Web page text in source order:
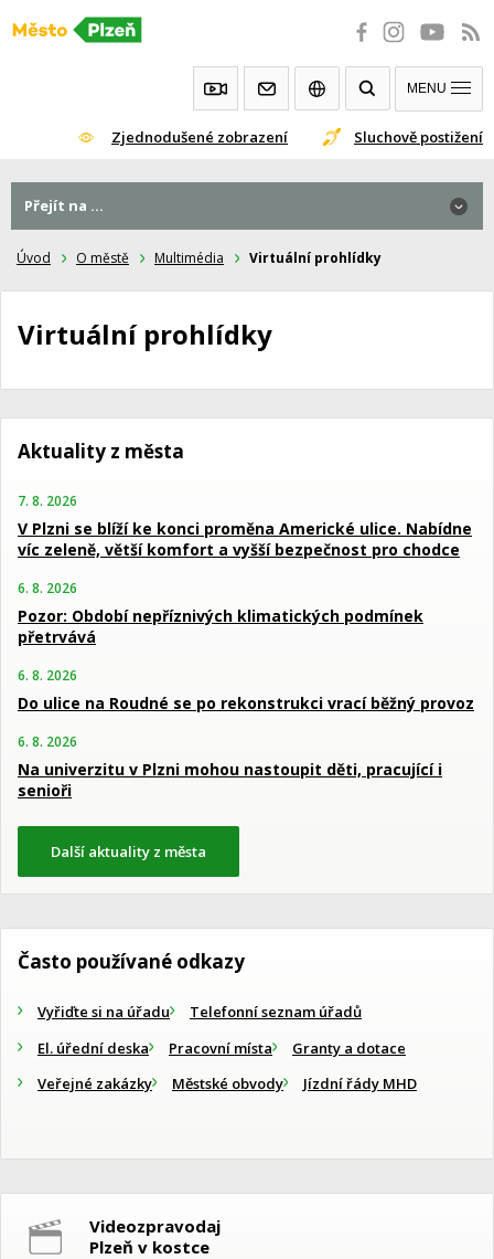
Přeskočit
Zjednodušené zobrazení Sluchově postižení
MENU
Úvod O městě Multimédia Virtuální prohlídky
Virtuální prohlídky
Přejít na ...
Aktuality z města
7. 8. 2026
V Plzni se blíží ke konci proměna Americké ulice. Nabídne
víc zeleně, větší komfort a vyšší bezpečnost pro chodce
6. 8. 2026
Pozor: Období nepříznivých klimatických podmínek
přetrvává
6. 8. 2026
Do ulice na Roudné se po rekonstrukci vrací běžný provoz
6. 8. 2026
Na univerzitu v Plzni mohou nastoupit děti, pracující i
senioři
Další aktuality z města
Často používané odkazy
Vyřiďte si na úřadu
Telefonní seznam úřadů
El. úřední deska
Pracovní místa
Granty a dotace
Veřejné zakázky
Městské obvody Jízdní řády MHD
Videozpravodaj
Plzeň v kostce